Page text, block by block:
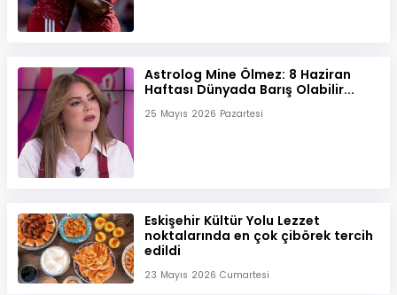
Astrolog Mine Ölmez: 8 Haziran
Haftası Dünyada Barış Olabilir...
25 Mayıs 2026 Pazartesi
Eskişehir Kültür Yolu Lezzet
noktalarında en çok çibörek tercih
edildi
23 Mayıs 2026 Cumartesi